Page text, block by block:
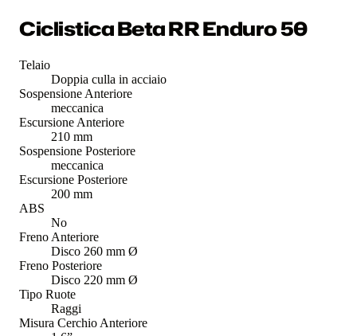
Ciclistica Beta RR Enduro 50
Telaio
Doppia culla in acciaio
Sospensione Anteriore
meccanica
Escursione Anteriore
210 mm
Sospensione Posteriore
meccanica
Escursione Posteriore
200 mm
ABS
No
Freno Anteriore
Disco 260 mm Ø
Freno Posteriore
Disco 220 mm Ø
Tipo Ruote
Raggi
Misura Cerchio Anteriore